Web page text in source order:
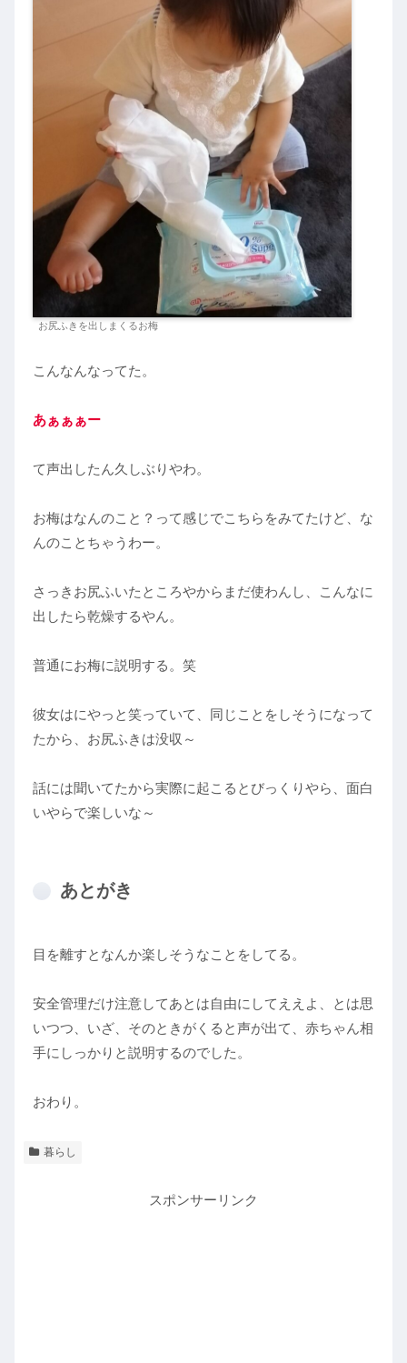
お尻ふきを出しまくるお梅
こんなんなってた。
あぁぁぁー
て声出したん久しぶりやわ。
お梅はなんのこと？って感じでこちらをみてたけど、な
んのことちゃうわー。
さっきお尻ふいたところやからまだ使わんし、こんなに
出したら乾燥するやん。
普通にお梅に説明する。笑
彼女はにやっと笑っていて、同じことをしそうになって
たから、お尻ふきは没収～
話には聞いてたから実際に起こるとびっくりやら、面白
いやらで楽しいな～
あとがき
目を離すとなんか楽しそうなことをしてる。
安全管理だけ注意してあとは自由にしてええよ、とは思
いつつ、いざ、そのときがくると声が出て、赤ちゃん相
手にしっかりと説明するのでした。
おわり。
暮らし
スポンサーリンク